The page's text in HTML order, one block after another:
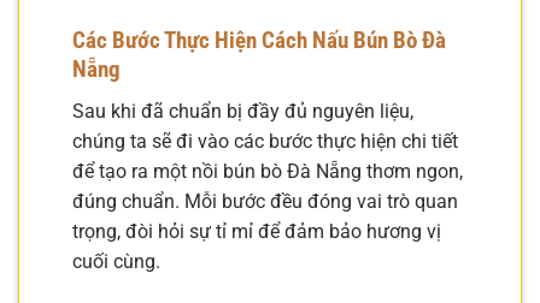
Các Bước Thực Hiện Cách Nấu Bún Bò Đà
Nẵng
Sau khi đã chuẩn bị đầy đủ nguyên liệu,
chúng ta sẽ đi vào các bước thực hiện chi tiết
để tạo ra một nồi bún bò Đà Nẵng thơm ngon,
đúng chuẩn. Mỗi bước đều đóng vai trò quan
trọng, đòi hỏi sự tỉ mỉ để đảm bảo hương vị
cuối cùng.